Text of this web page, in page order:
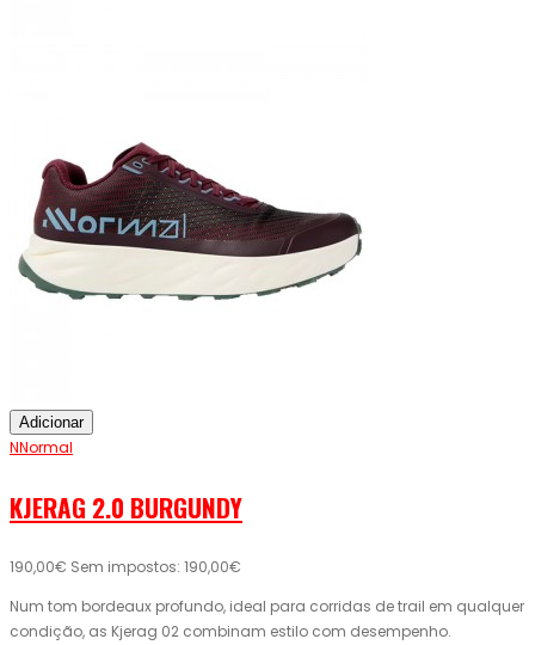
Adicionar
NNormal
KJERAG 2.0 BURGUNDY
190,00€ Sem impostos: 190,00€
Num tom bordeaux profundo, ideal para corridas de trail em qualquer
condição, as Kjerag 02 combinam estilo com desempenho.